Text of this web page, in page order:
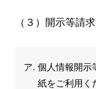
（３）開示等請
個人情報開示
紙をご利用く